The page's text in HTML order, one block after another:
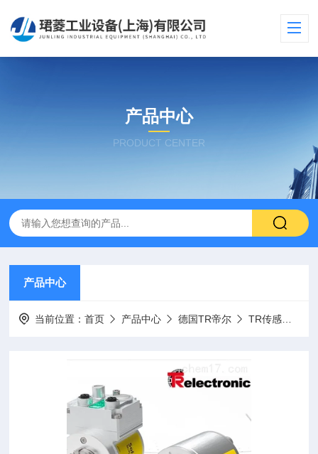
产品中心
PRODUCT CENTER
产品中心
当前位置：首页 产品中心 德国TR帝尔 TR传感器